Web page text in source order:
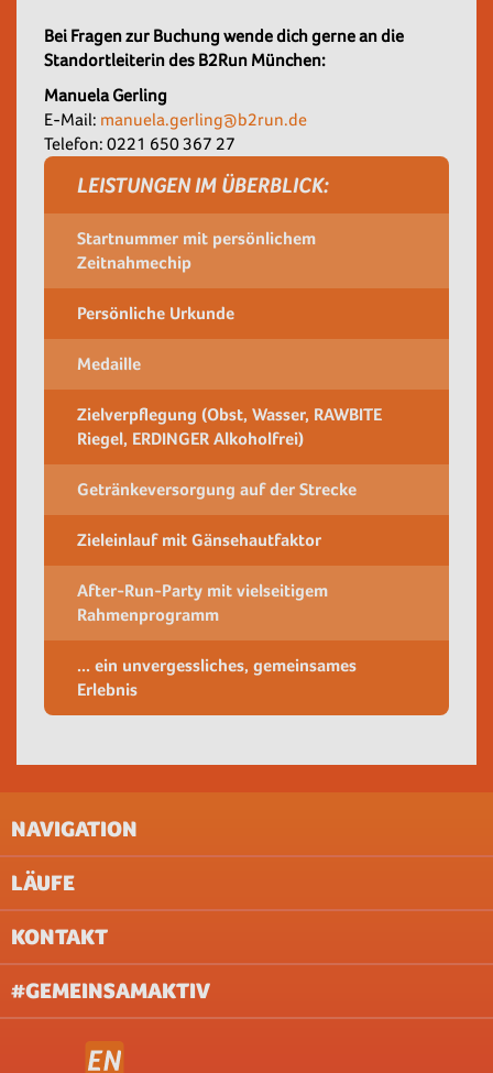
Bei Fragen zur Buchung wende dich gerne an die
Standortleiterin des B2Run München:
Manuela Gerling
E-Mail: manuela.gerling@b2run.de
Telefon: 0221 650 367 27
LEISTUNGEN IM ÜBERBLICK:
Startnummer mit persönlichem
Zeitnahmechip
Persönliche Urkunde
Medaille
Zielverpflegung (Obst, Wasser, RAWBITE
Riegel, ERDINGER Alkoholfrei)
Getränkeversorgung auf der Strecke
Zieleinlauf mit Gänsehautfaktor
After-Run-Party mit vielseitigem
Rahmenprogramm
... ein unvergessliches, gemeinsames
Erlebnis
NAVIGATION
IMPRESSUM
AGB
UNTERNEHMEN
ABOUT & JOBS
FAQ
DATENSCHUTZ (WEBSITE)
DATENSCHUTZ (VERANSTALTUNG)
LÄUFE
AACHEN
BERLIN
BREMEN
DILLINGEN/SAAR
DORTMUND
KONTAKT
#GEMEINSAMAKTIV